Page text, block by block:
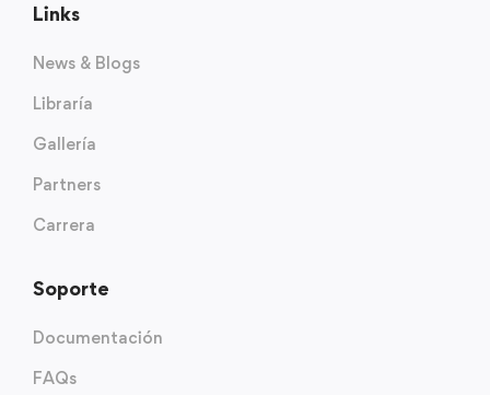
Links
News & Blogs
Libraría
Gallería
Partners
Carrera
Soporte
Documentación
FAQs